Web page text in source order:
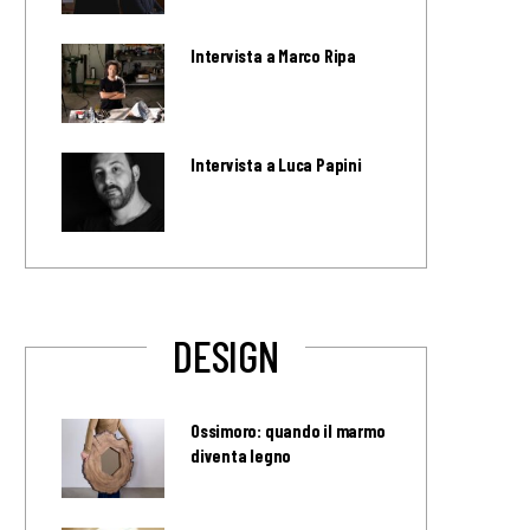
Intervista a Marco Ripa
Intervista a Luca Papini
DESIGN
Ossimoro: quando il marmo
diventa legno